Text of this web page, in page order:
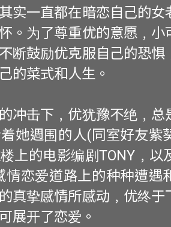
实一直都在暗恋自己的女
。为了尊重优的意愿﹐小
断鼓励优克服自己的恐惧
的菜式和人生。
冲击下﹐优犹豫不绝﹐总
她週围的人(同室好友紫
上的电影编剧TONY﹐以
情恋爱道路上的种种遭遇
真挚感情所感动﹐优终于
展开了恋爱。